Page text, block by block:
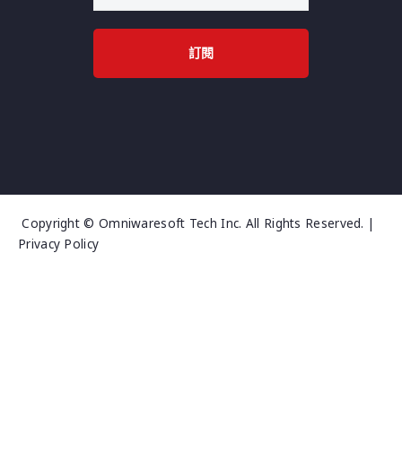
訂閱
Copyright © Omniwaresoft Tech Inc. All Rights Reserved. |
Privacy Policy